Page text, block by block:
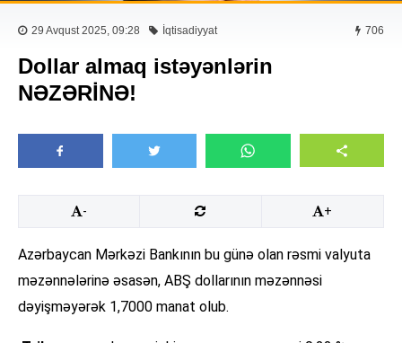
29 Avqust 2025, 09:28 İqtisadiyyat 706
Dollar almaq istəyənlərin
NƏZƏRİNƏ!
- +
Azərbaycan Mərkəzi Bankının bu günə olan rəsmi valyuta
məzənnələrinə əsasən, ABŞ dollarının məzənnəsi
dəyişməyərək 1,7000 manat olub.